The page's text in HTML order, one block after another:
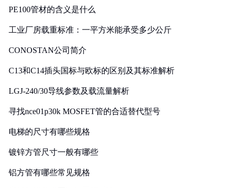
PE100管材的含义是什么
工业厂房载重标准：一平方米能承受多少公斤
CONOSTAN公司简介
C13和C14插头国标与欧标的区别及其标准解析
LGJ-240/30导线参数及载流量解析
寻找nce01p30k MOSFET管的合适替代型号
电梯的尺寸有哪些规格
镀锌方管尺寸一般有哪些
铝方管有哪些常见规格